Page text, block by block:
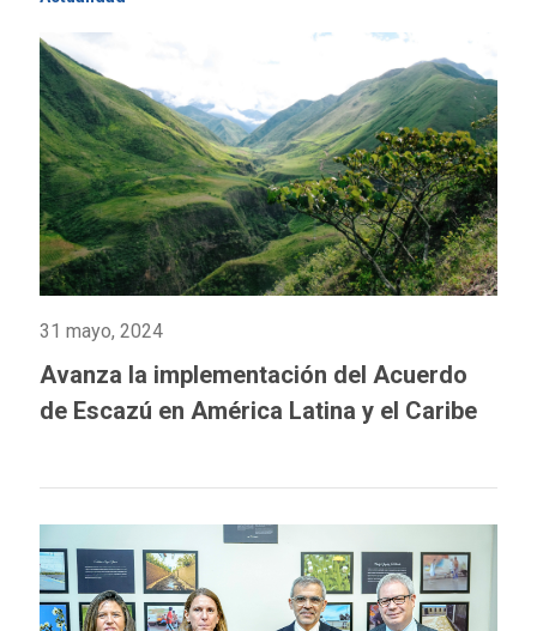
31 mayo, 2024
Avanza la implementación del Acuerdo
de Escazú en América Latina y el Caribe